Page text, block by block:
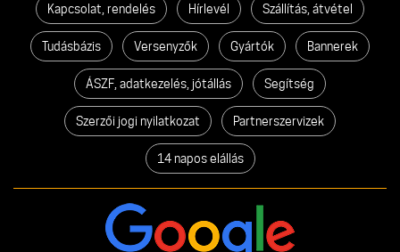
Kapcsolat, rendelés Hírlevél Szállítás, átvétel
Tudásbázis Versenyzők Gyártók Bannerek
ÁSZF, adatkezelés, jótállás Segítség
Szerzői jogi nyilatkozat Partnerszervizek
14 napos elállás